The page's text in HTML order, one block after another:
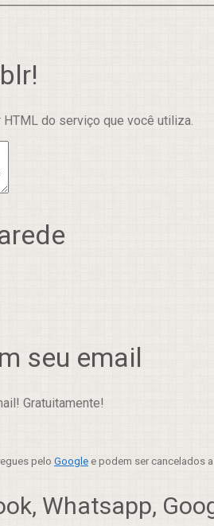
HTML do serviço que você utiliza.
seu email
Gratuitamente!
pelo Google e podem ser cancelados
Whatsapp,